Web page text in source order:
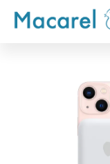
Passer